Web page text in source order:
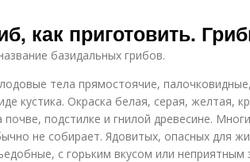
как приготовить.
базидальных грибов.
тела прямостоячие,
кустика. Окраска белая, серая, желтая,
почве, подстилке и гнилой древесине.
не собирает. Ядовитых, опасных для
с горьким вкусом или неприятным